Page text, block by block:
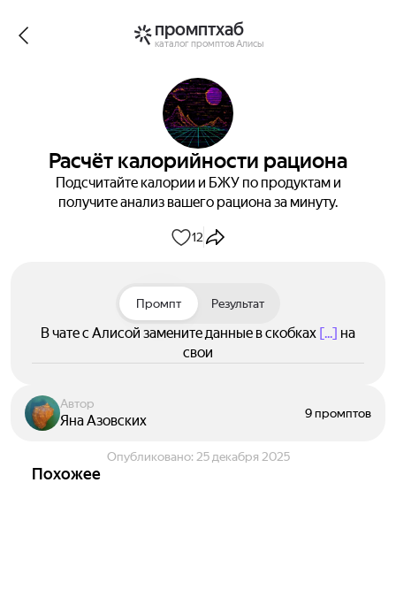
промптхаб
каталог промптов Алисы
Расчёт калорийности рациона
Подсчитайте калории и БЖУ по продуктам и
получите анализ вашего рациона за минуту.
12
Промпт Результат
В чате с Алисой замените данные в скобках [...] на
свои
Автор
Яна Азовских 9 промптов
Опубликовано: 25 декабря 2025
Похожее